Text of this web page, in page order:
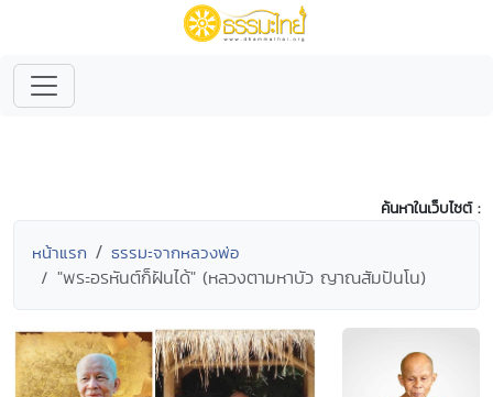
ค้นหาในเว็บไซต์ :
หน้าแรก ธรรมะจากหลวงพ่อ
"พระอรหันต์ก็ฝันได้" (หลวงตามหาบัว ญาณสัมปันโน)